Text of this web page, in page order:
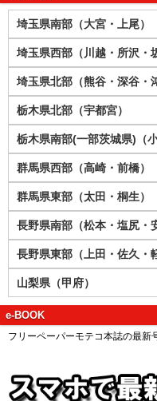
埼玉県南部（大宮・上尾）
埼玉県西部（川越・所沢・
埼玉県北部（熊谷・深谷・
栃木県北部（宇都宮）
栃木県南部(一部茨城県)（小
群馬県西部（高崎・前橋）
群馬県東部（太田・桐生）
長野県南部（松本・塩尻・
長野県東部（上田・佐久・
山梨県（甲府）
e-BOOK
フリーペーパーモテコ本誌の最新